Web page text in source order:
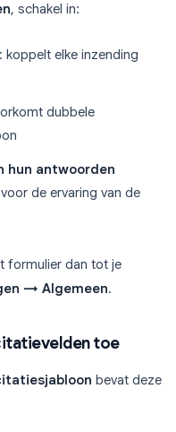
, schakel in:
: koppelt elke inzending
dubbele
hun antwoorden
de ervaring van de
formulier dan tot je
→ Algemeen.
toe
bevat deze